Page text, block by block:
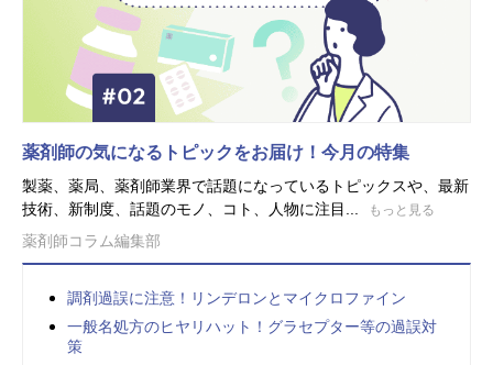
薬剤師の気になるトピックをお届け！今月の特集
製薬、薬局、薬剤師業界で話題になっているトピックスや、最新
技術、新制度、話題のモノ、コト、人物に注目...
もっと見る
薬剤師コラム編集部
調剤過誤に注意！リンデロンとマイクロファイン
一般名処方のヒヤリハット！グラセプター等の過誤対
策